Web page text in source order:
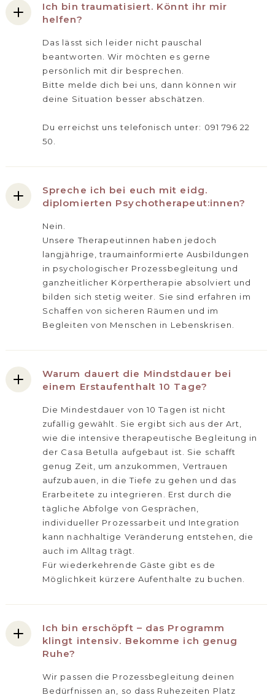
Ich bin traumatisiert. Könnt ihr mir
helfen?
Das lässt sich leider nicht pauschal
beantworten. Wir möchten es gerne
persönlich mit dir besprechen.
Bitte melde dich bei uns, dann können wir
deine Situation besser abschätzen.
Du erreichst uns telefonisch unter: 091 796 22
50.
Spreche ich bei euch mit eidg.
diplomierten Psychotherapeut:innen?
Nein.
Unsere Therapeutinnen haben jedoch
langjährige, traumainformierte Ausbildungen
in psychologischer Prozessbegleitung und
ganzheitlicher Körpertherapie absolviert und
bilden sich stetig weiter. Sie sind erfahren im
Schaffen von sicheren Räumen und im
Begleiten von Menschen in Lebenskrisen.
Warum dauert die Mindstdauer bei
einem Erstaufenthalt 10 Tage?
Die Mindestdauer von 10 Tagen ist nicht
zufällig gewählt. Sie ergibt sich aus der Art,
wie die intensive therapeutische Begleitung in
der Casa Betulla aufgebaut ist. Sie schafft
genug Zeit, um anzukommen, Vertrauen
aufzubauen, in die Tiefe zu gehen und das
Erarbeitete zu integrieren. Erst durch die
tägliche Abfolge von Gesprächen,
individueller Prozessarbeit und Integration
kann nachhaltige Veränderung entstehen, die
auch im Alltag trägt.
Für wiederkehrende Gäste gibt es de
Möglichkeit kürzere Aufenthalte zu buchen.
Ich bin erschöpft – das Programm
klingt intensiv. Bekomme ich genug
Ruhe?
Wir passen die Prozessbegleitung deinen
Bedürfnissen an, so dass Ruhezeiten Platz